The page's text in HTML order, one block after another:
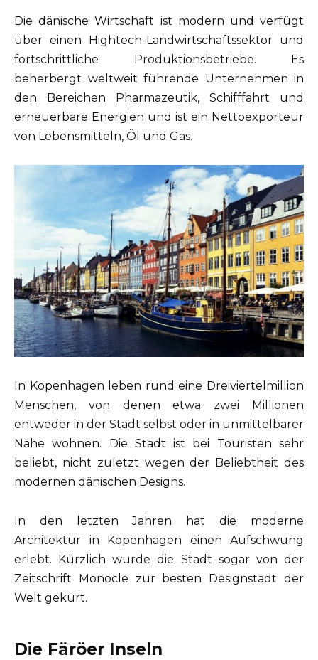
Die dänische Wirtschaft ist modern und verfügt
über einen Hightech-Landwirtschaftssektor und
fortschrittliche Produktionsbetriebe. Es
beherbergt weltweit führende Unternehmen in
den Bereichen Pharmazeutik, Schifffahrt und
erneuerbare Energien und ist ein Nettoexporteur
von Lebensmitteln, Öl und Gas.
In Kopenhagen leben rund eine Dreiviertelmillion
Menschen, von denen etwa zwei Millionen
entweder in der Stadt selbst oder in unmittelbarer
Nähe wohnen. Die Stadt ist bei Touristen sehr
beliebt, nicht zuletzt wegen der Beliebtheit des
modernen dänischen Designs.
In den letzten Jahren hat die moderne
Architektur in Kopenhagen einen Aufschwung
erlebt. Kürzlich wurde die Stadt sogar von der
Zeitschrift Monocle zur besten Designstadt der
Welt gekürt.
Die Färöer Inseln